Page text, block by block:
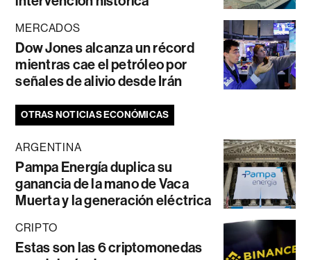
MERCADOS
Dow Jones alcanza un récord
mientras cae el petróleo por
señales de alivio desde Irán
OTRAS NOTICIAS ECONÓMICAS
ARGENTINA
Pampa Energía duplica su
ganancia de la mano de Vaca
Muerta y la generación eléctrica
CRIPTO
Estas son las 6 criptomonedas